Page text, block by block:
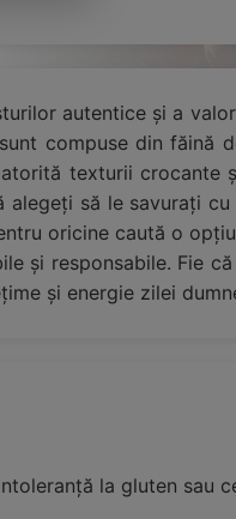
autentice și a
compuse din făină
texturii crocante
să le savurați
oricine caută o
și responsabile. Fie
și energie zilei
la gluten sau